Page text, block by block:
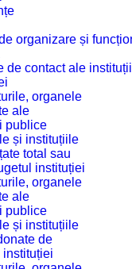
organizare și
de contact ale
organele
ale
publice
și instituțiile
total sau
instituției
organele
ale
publice
și instituțiile
de